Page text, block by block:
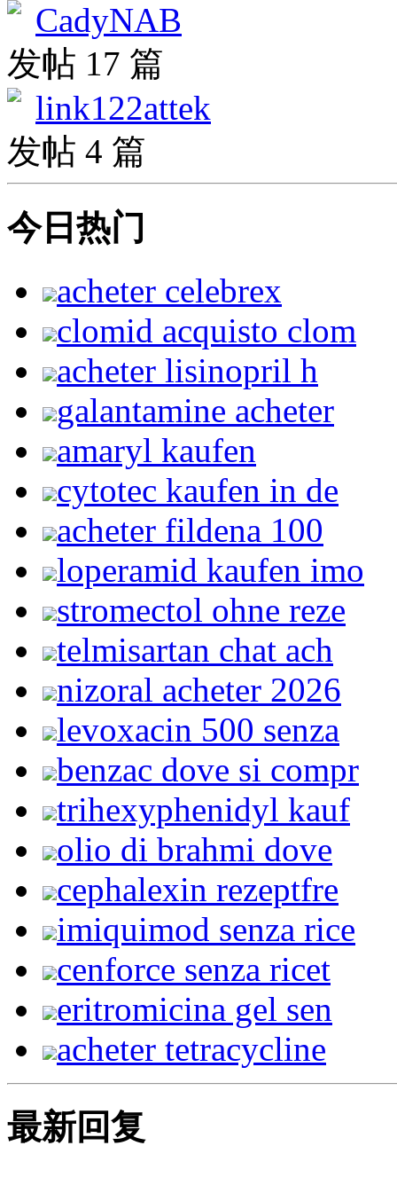
CadyNAB
发帖 17 篇
link122attek
发帖 4 篇
今日热门
acheter celebrex
clomid acquisto clom
acheter lisinopril h
galantamine acheter
amaryl kaufen
cytotec kaufen in de
acheter fildena 100
loperamid kaufen imo
stromectol ohne reze
telmisartan chat ach
nizoral acheter 2026
levoxacin 500 senza
benzac dove si compr
trihexyphenidyl kauf
olio di brahmi dove
cephalexin rezeptfre
imiquimod senza rice
cenforce senza ricet
eritromicina gel sen
acheter tetracycline
最新回复